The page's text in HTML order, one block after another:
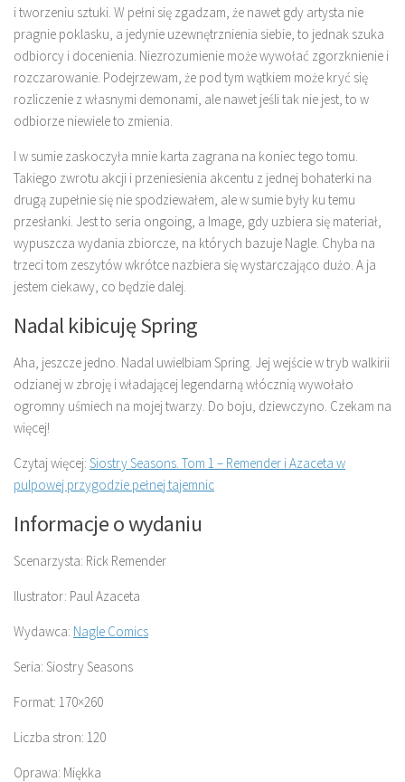
i tworzeniu sztuki. W pełni się zgadzam, że nawet gdy artysta nie
pragnie poklasku, a jedynie uzewnętrznienia siebie, to jednak szuka
odbiorcy i docenienia. Niezrozumienie może wywołać zgorzknienie i
rozczarowanie. Podejrzewam, że pod tym wątkiem może kryć się
rozliczenie z własnymi demonami, ale nawet jeśli tak nie jest, to w
odbiorze niewiele to zmienia.
I w sumie zaskoczyła mnie karta zagrana na koniec tego tomu.
Takiego zwrotu akcji i przeniesienia akcentu z jednej bohaterki na
drugą zupełnie się nie spodziewałem, ale w sumie były ku temu
przesłanki. Jest to seria ongoing, a Image, gdy uzbiera się materiał,
wypuszcza wydania zbiorcze, na których bazuje Nagle. Chyba na
trzeci tom zeszytów wkrótce nazbiera się wystarczająco dużo. A ja
jestem ciekawy, co będzie dalej.
Nadal kibicuję Spring
Aha, jeszcze jedno. Nadal uwielbiam Spring. Jej wejście w tryb walkirii
odzianej w zbroję i władającej legendarną włócznią wywołało
ogromny uśmiech na mojej twarzy. Do boju, dziewczyno. Czekam na
więcej!
Czytaj więcej: Siostry Seasons. Tom 1 – Remender i Azaceta w
pulpowej przygodzie pełnej tajemnic
Informacje o wydaniu
Scenarzysta: Rick Remender
Ilustrator: Paul Azaceta
Wydawca: Nagle Comics
Seria: Siostry Seasons
Format: 170×260
Liczba stron: 120
Oprawa: Miękka